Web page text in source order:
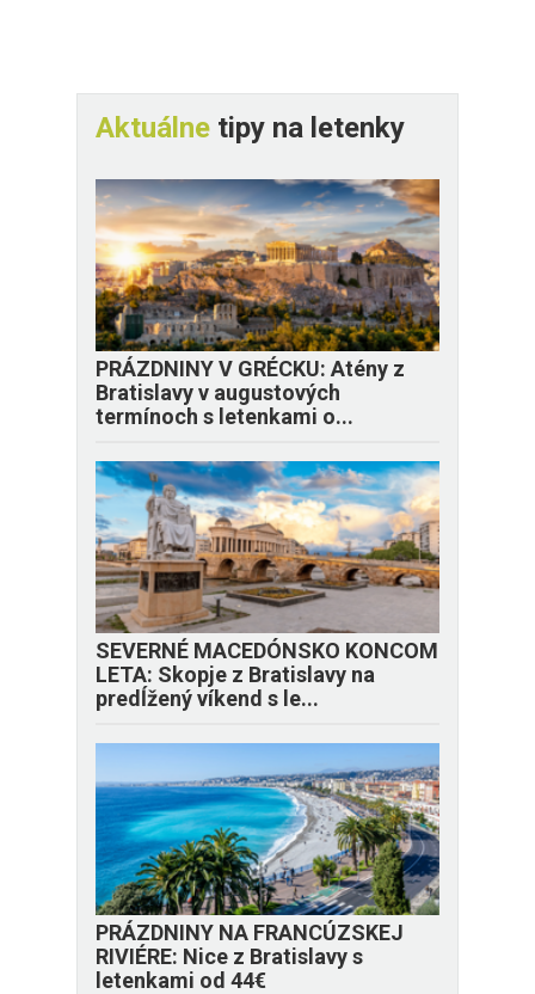
Aktuálne tipy na letenky
PRÁZDNINY V GRÉCKU: Atény z
Bratislavy v augustových
termínoch s letenkami o...
SEVERNÉ MACEDÓNSKO KONCOM
LETA: Skopje z Bratislavy na
predĺžený víkend s le...
PRÁZDNINY NA FRANCÚZSKEJ
RIVIÉRE: Nice z Bratislavy s
letenkami od 44€